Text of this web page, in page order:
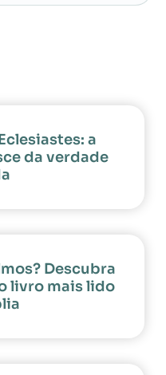
a
da verdade
Descubra
livro mais lido